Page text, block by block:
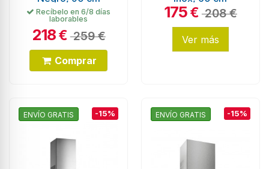
Recíbelo en 6/8 días
laborables
218€ 259 €
Comprar
175€ 208 €
Ver más
ENVÍO GRATIS -15% ENVÍO GRATIS -15%